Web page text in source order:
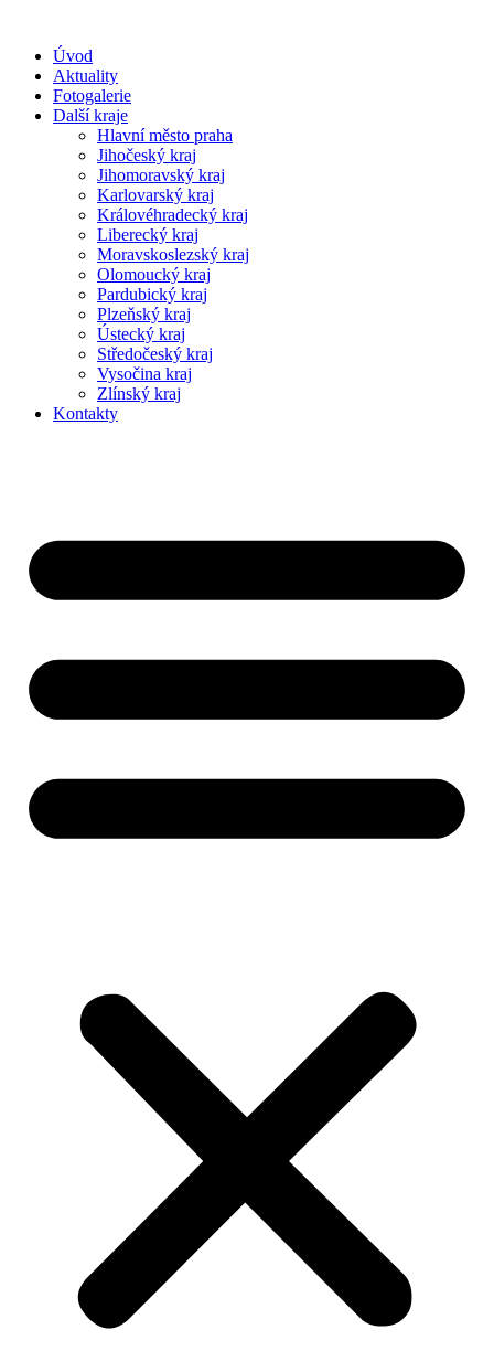
Úvod
Aktuality
Fotogalerie
Další kraje
Hlavní město praha
Jihočeský kraj
Jihomoravský kraj
Karlovarský kraj
Královéhradecký kraj
Liberecký kraj
Moravskoslezský kraj
Olomoucký kraj
Pardubický kraj
Plzeňský kraj
Ústecký kraj
Středočeský kraj
Vysočina kraj
Zlínský kraj
Kontakty